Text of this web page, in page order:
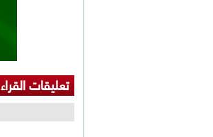
تعليقات القراء